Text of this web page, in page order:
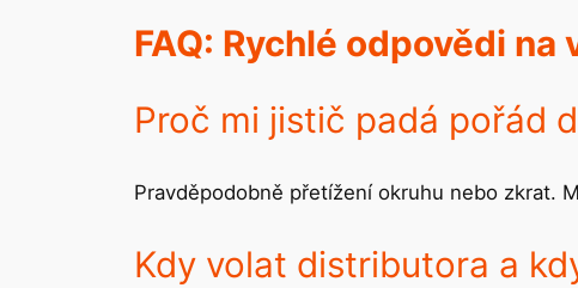
FAQ: Rychlé odpovědi
Proč mi jistič padá pořád
Pravděpodobně přetížení okruhu nebo zkrat.
Kdy volat distributora a